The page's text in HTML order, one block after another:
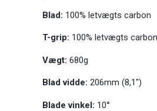
Blad: 100% letvægts carbon
T-grip: 100% letvægts carbon
Vægt: 680g
Blad vidde: 206mm (8,1")
Blade vinkel: 10°